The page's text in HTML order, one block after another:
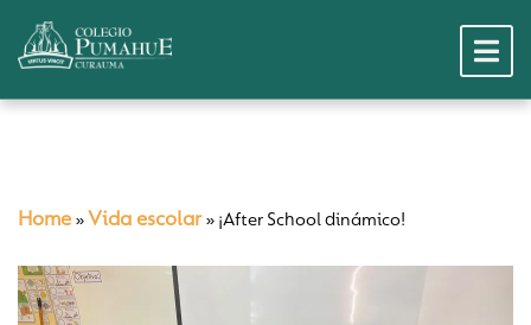
Home » Vida escolar» ¡After School dinámico!